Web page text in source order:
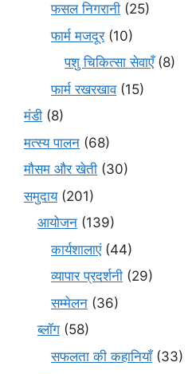
फसल निगरानी (25)
फार्म मजदूर(10)
पशु चिकित्सा सेवाएँ(8)
फार्म रखरखाव(15)
मंडी (8)
मत्स्य पालन (68)
मौसम और खेती (30)
समुदाय(201)
आयोजन (139)
कार्यशालाएं(44)
व्यापार प्रदर्शनी (29)
सम्मेलन (36)
ब्लॉग (58)
सफलता की कहानियाँ(33)